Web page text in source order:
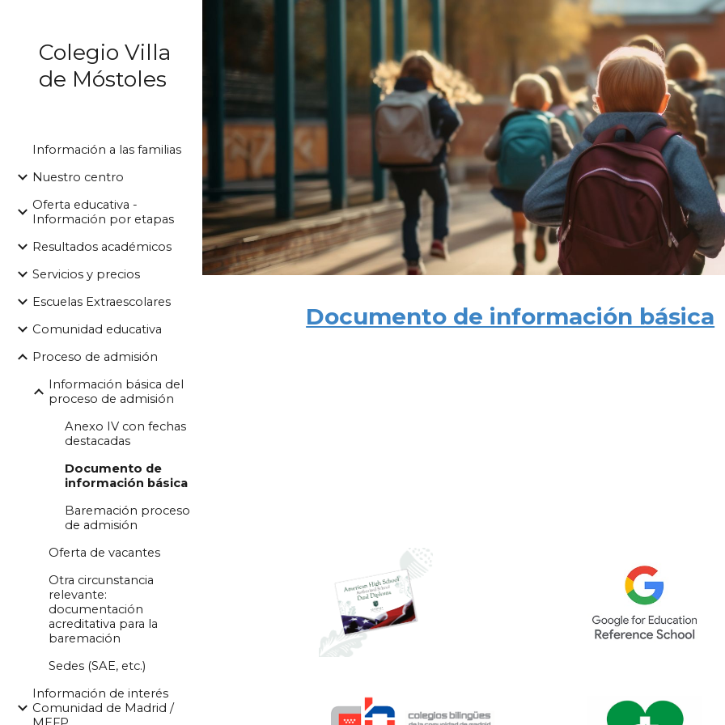
Skip to main content Skip to
Colegio Villa
de Móstoles
Información a las familias
Nuestro centro
Oferta educativa -
Información por etapas
Resultados académicos
Servicios y precios
Escuelas Extraescolares
Comunidad educativa
Proceso de admisión
Información básica del
proceso de admisión
Anexo IV con fechas
destacadas
Documento de
información básica
Baremación proceso
de admisión
Oferta de vacantes
Otra circunstancia
relevante:
documentación
acreditativa para la
baremación
Sedes (SAE, etc.)
Información de interés
Comunidad de Madrid /
Documento de información básica